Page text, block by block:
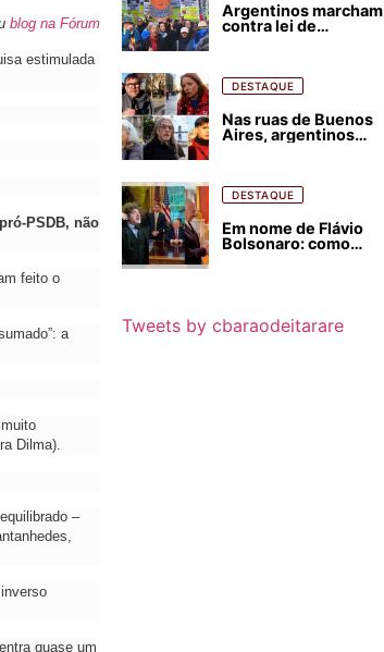
blog na Fórum
estimulada
PSDB, não
feito o
a
Dilma).
–
quase um
Argentinos marcham
contra lei de
florestais
DESTAQUE
Nas ruas de Buenos
Aires, argentinos
DESTAQUE
Em nome de Flávio
Bolsonaro: como
Tweets by cbaraodeitarare